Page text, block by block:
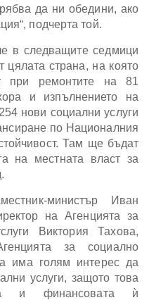
да ни обедини, ако
подчерта той.
в следващите седмици
цялата страна, на която
при ремонтите на 81
и изпълнението на
нови социални услуги
по Националния
Там ще бъдат
на местната власт за
министър Иван
на Агенцията за
Виктория Тахова,
за социално
има голям интерес да
услуги, защото това
и финансовата ѝ